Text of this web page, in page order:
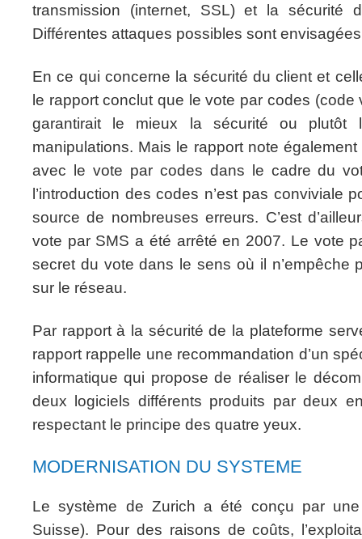
transmission (internet, SSL) et la sécurité
Différentes attaques possibles sont
En ce qui concerne la sécurité du client et
le rapport conclut que le vote par codes
garantirait le mieux la sécurité ou plutôt
manipulations. Mais le rapport note
avec le vote par codes dans le cadre du
l’introduction des codes n’est pas conviviale
source de nombreuses erreurs. C’est
vote par SMS a été arrêté en 2007. Le vote
secret du vote dans le sens où il n’empêche
sur le réseau.
Par rapport à la sécurité de la plateforme
rapport rappelle une recommandation d’un
informatique qui propose de réaliser le
deux logiciels différents produits par deux
respectant le principe des quatre yeux.
MODERNISATION DU SYSTEME
Le système de Zurich a été conçu par une
Suisse). Pour des raisons de coûts,